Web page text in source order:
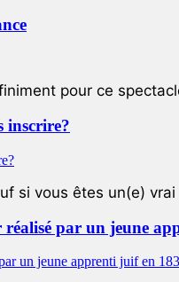
pour ce
inscrire?
si vous êtes un(e)
par un jeune